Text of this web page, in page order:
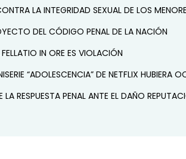
LA INTEGRIDAD SEXUAL DE LOS
DEL CÓDIGO PENAL DE LA NACIÓN
IN ORE ES VIOLACIÓN
“ADOLESCENCIA” DE NETFLIX HUBIERA
LA RESPUESTA PENAL ANTE EL DAÑO